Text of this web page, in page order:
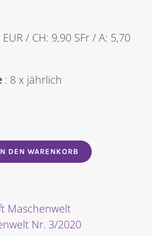
/ CH: 9,90 SFr / A: 5,70
: 8 x jährlich
DEN WARENKORB
Maschenwelt
Nr. 3/2020